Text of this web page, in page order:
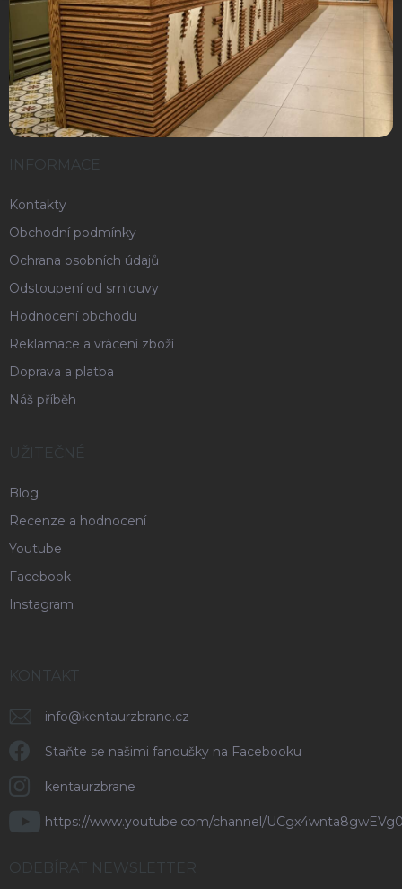
INFORMACE
Kontakty
Obchodní podmínky
Ochrana osobních údajů
Odstoupení od smlouvy
Hodnocení obchodu
Reklamace a vrácení zboží
Doprava a platba
Náš příběh
UŽITEČNÉ
Blog
Recenze a hodnocení
Youtube
Facebook
Instagram
KONTAKT
info@kentaurzbrane.cz
Staňte se našimi fanoušky na Facebooku
kentaurzbrane
https://www.youtube.com/channel/
ODEBÍRAT NEWSLETTER